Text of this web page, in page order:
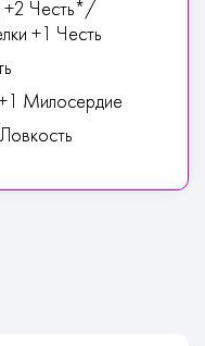
+2 Честь*/
+1 Честь
Милосердие